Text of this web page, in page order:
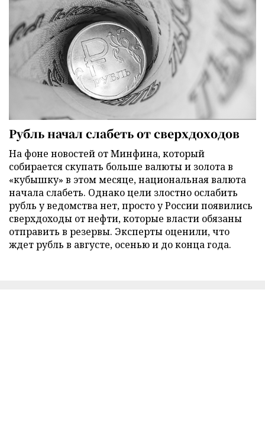
Рубль начал слабеть от сверхдоходов
На фоне новостей от Минфина, который
собирается скупать больше валюты и золота в
«кубышку» в этом месяце, национальная валюта
начала слабеть. Однако цели злостно ослабить
рубль у ведомства нет, просто у России появились
сверхдоходы от нефти, которые власти обязаны
отправить в резервы. Эксперты оценили, что
ждет рубль в августе, осенью и до конца года.